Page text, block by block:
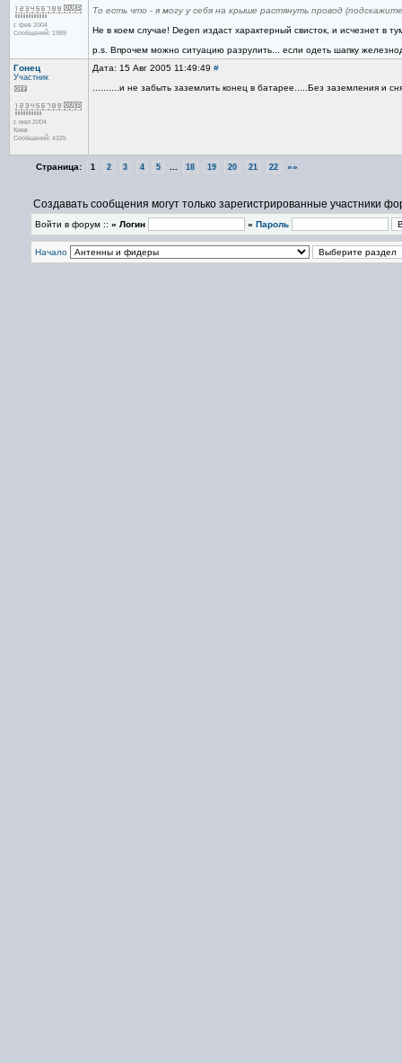
с фев 2004
Сообщений: 1989
То есть что - я могу у себя на крыше растянуть провод
Не в коем случае! Degen издаст характерный свисток, и исчезнет в
p.s. Впрочем можно ситуацию разрулить... если одеть шапку
Гонец
Участник
с июл 2004
Киев
Сообщений: 4325
Дата: 15 Авг 2005 11:49:49 #
..........и не забыть заземлить конец в батарее.....Без заземления и
Страница: 1 2 3 4 5 18 19 20 21 22 »»
Создавать сообщения могут только зарегистрированные участники
Войти в форум :: » Логин » Пароль
Начало